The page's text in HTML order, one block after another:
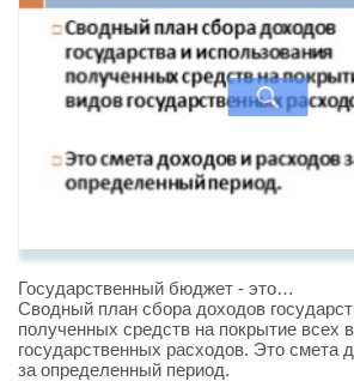
Государственный бюджет - это…
Сводный план сбора доходов
полученных средств на покрытие всех
государственных расходов. Это смета
за определенный период.